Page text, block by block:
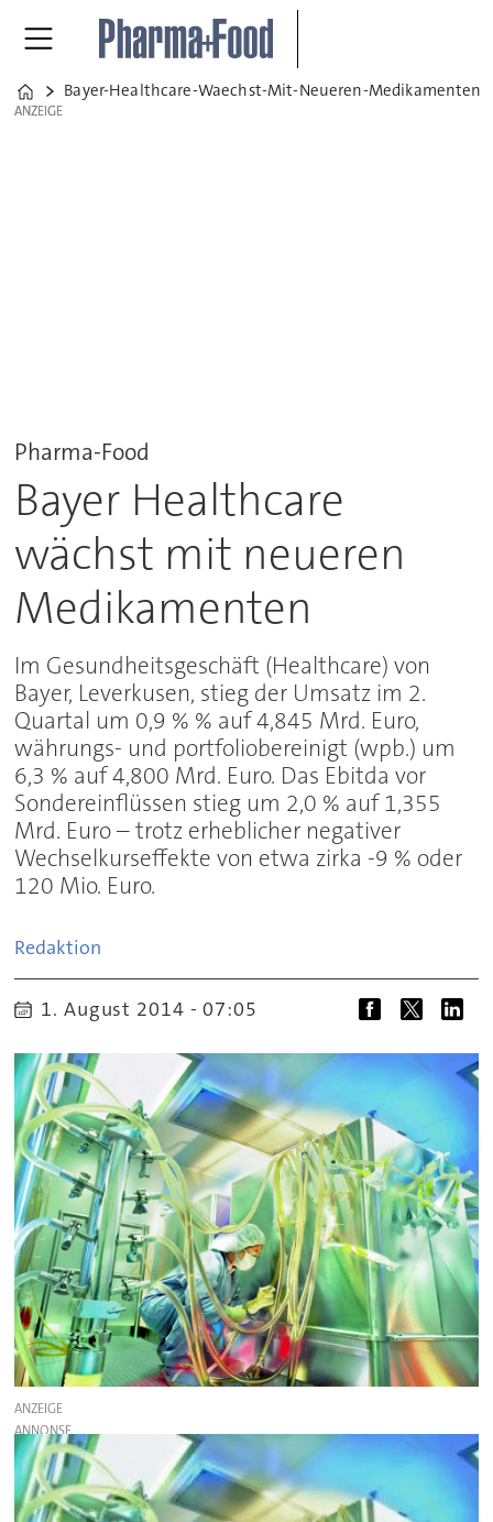
Home
Bayer-Healthcare-Waechst-Mit-Neueren-Medikamenten
ANZEIGE
ANZEIGE
Pharma-Food
Bayer Healthcare
wächst mit neueren
Medikamenten
Im Gesundheitsgeschäft (Healthcare) von
Bayer, Leverkusen, stieg der Umsatz im 2.
Quartal um 0,9 % % auf 4,845 Mrd. Euro,
währungs- und portfoliobereinigt (wpb.) um
6,3 % auf 4,800 Mrd. Euro. Das Ebitda vor
Sondereinflüssen stieg um 2,0 % auf 1,355
Mrd. Euro – trotz erheblicher negativer
Wechselkurseffekte von etwa zirka -9 % oder
120 Mio. Euro.
Redaktion
1. August 2014 - 07:05
ANZEIGE